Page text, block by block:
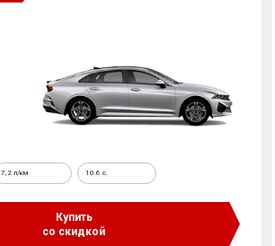
7,2 л/км 10.6 c.
Купить
со скидкой